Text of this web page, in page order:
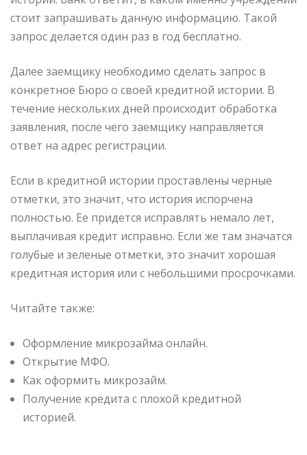
стоит запрашивать данную информацию. Такой
запрос делается один раз в год бесплатно.
Далее заемщику необходимо сделать запрос в
конкретное Бюро о своей кредитной истории. В
течение нескольких дней происходит обработка
заявления, после чего заемщику направляется
ответ на адрес регистрации.
Если в кредитной истории проставлены черные
отметки, это значит, что история испорчена
полностью. Ее придется исправлять немало лет,
выплачивая кредит исправно. Если же там значатся
голубые и зеленые отметки, это значит хорошая
кредитная история или с небольшими просрочками.
Читайте также:
Оформление микрозайма онлайн.
Открытие МФО.
Как оформить микрозайм.
Получение кредита с плохой кредитной
историей.